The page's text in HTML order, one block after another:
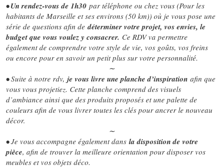
• Un rendez-vous de 1h30 par téléphone ou chez vous (Pour les
habitants de Marseille et ses environs (50 km)) où je vous pose une
série de questions afin dedéterminer votre projet, vos envies, le
budget que vous voulez y consacrer. Ce RDV va permettre
également de comprendre votre style de vie, vos goûts, vos freins
ou encore pour en savoir un petit plus sur votre personnalité.
∼
•Suite à notre rdv, je vous livre une planche d’inspiration afin que
vous vous projetiez. Cette planche comprend des visuels
d’ambiance ainsi que des produits proposés et une palette de
couleurs afin de vous livrer toutes les clés pour ancrer le nouveau
décor.
∼
•Je vous accompagne également dans la disposition de votre
pièce, afin de trouver la meilleure orientation pour disposer vos
meubles et vos objets déco.